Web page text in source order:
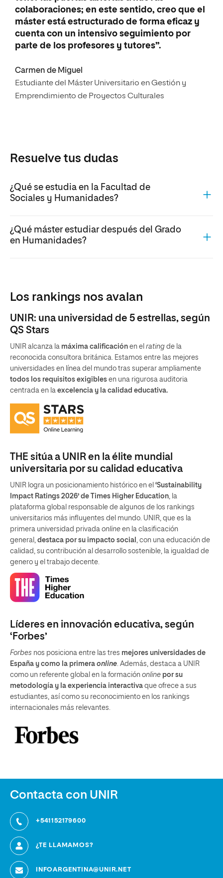
colaboraciones; en este sentido, creo que el
máster está estructurado de forma eficaz y
cuenta con un intensivo seguimiento por
parte de los profesores y tutores”.
Carmen de Miguel
Estudiante del Máster Universitario en Gestión y
Emprendimiento de Proyectos Culturales
Resuelve tus dudas
¿Qué se estudia en la Facultad de
Sociales y Humanidades?
¿Qué máster estudiar después del Grado
en Humanidades?
Los rankings nos avalan
UNIR: una universidad de 5 estrellas, según
QS Stars
UNIR alcanza la máxima calificación en el rating de la
reconocida consultora británica. Estamos entre las mejores
universidades en línea del mundo tras superar ampliamente
todos los requisitos exigibles en una rigurosa auditoria
centrada en la excelencia y la calidad educativa.
THE sitúa a UNIR en la élite mundial
universitaria por su calidad educativa
UNIR logra un posicionamiento histórico en el ‘Sustainability
Impact Ratings 2026’ de Times Higher Education, la
plataforma global responsable de algunos de los rankings
universitarios más influyentes del mundo. UNIR, que es la
primera universidad privada online en la clasificación
general, destaca por su impacto social , con una educación de
calidad, su contribución al desarrollo sostenible, la igualdad de
genero y el trabajo decente.
Líderes en innovación educativa, según
‘Forbes’
Forbes nos posiciona entre las tres mejores universidades de
España y como la primera online. Además, destaca a UNIR
como un referente global en la formación online por su
metodología y la experiencia interactiva que ofrece a sus
estudiantes, así como su reconocimiento en los rankings
internacionales más relevantes.
Contacta con UNIR
+541152179600
¿TE LLAMAMOS?
INFOARGENTINA@UNIR.NET